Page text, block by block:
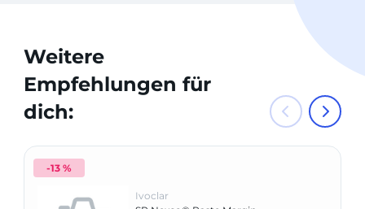
Weitere
Empfehlungen für
dich:
-13 %
Ivoclar